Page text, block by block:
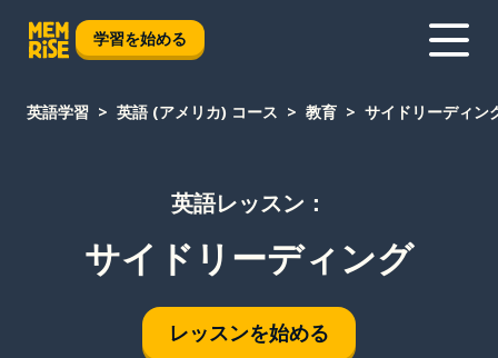
学習を始める
英語学習 英語 (アメリカ) コース 教育 サイドリーディン
英語レッスン：
サイドリーディング
レッスンを始める